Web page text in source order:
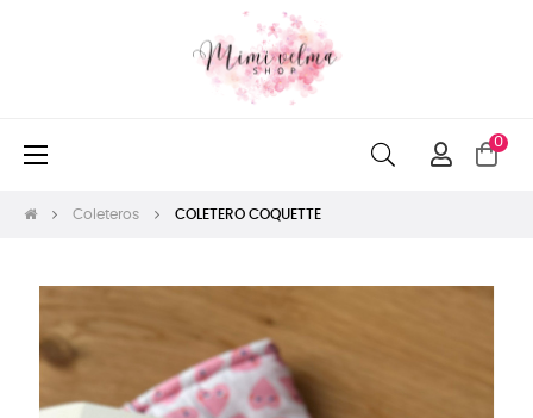
0
Navegación
☰
Coleteros COLETERO COQUETTE